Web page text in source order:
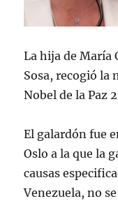
La hija de María
Sosa, recogió la
Nobel de la Paz
El galardón fue
Oslo a la que la
causas
Venezuela, no